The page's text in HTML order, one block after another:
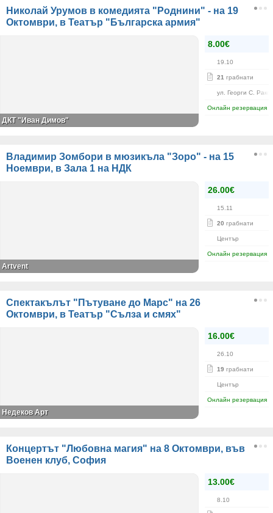
Николай Урумов в комедията "Роднини" - на 19
Октомври, в Театър "Българска армия"
8.00€
19.10
21 грабнати
ул. Георги С.
Онлайн резервация
ДКТ "Иван Димов"
Владимир Зомбори в мюзикъла "Зоро" - на 15
Ноември, в Зала 1 на НДК
26.00€
15.11
20 грабнати
Център
Онлайн резервация
Artvent
Спектакълът "Пътуване до Марс" на 26
Октомври, в Театър "Сълза и смях"
16.00€
26.10
19 грабнати
Център
Онлайн резервация
Недеков Арт
Концертът "Любовна магия" на 8 Октомври, във
Военен клуб, София
13.00€
8.10